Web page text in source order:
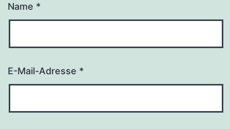
Name *
E-Mail-Adresse *